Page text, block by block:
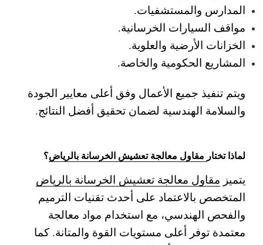
المدارس والمستشفيات.
مواقف السيارات الخرسانية.
الخزانات الأرضية والعلوية.
المشاريع الحكومية والخاصة.
ويتم تنفيذ جميع الأعمال وفق أعلى معايير الجودة
والسلامة الهندسية لضمان تحقيق أفضل النتائج.
لماذا تختار مقاول معالجة تعشيش الخرسانة بالرياض؟
يتميز مقاول معالجة تعشيش الخرسانة بالرياض
المتخصص بالاعتماد على أحدث تقنيات الترميم
والفحص الهندسي، مع استخدام مواد معالجة
معتمدة توفر أعلى مستويات القوة والمتانة. كما